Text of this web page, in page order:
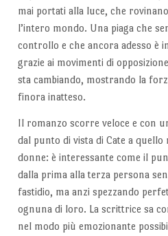
mai portati alla luce, che
l’intero mondo. Una piaga che
controllo e che ancora adesso è
grazie ai movimenti di
sta cambiando, mostrando la
finora inatteso.
Il romanzo scorre veloce e con
dal punto di vista di Cate a quello
donne: è interessante come il
dalla prima alla terza persona
fastidio, ma anzi spezzando
ognuna di loro. La scrittrice sa
nel modo più emozionante